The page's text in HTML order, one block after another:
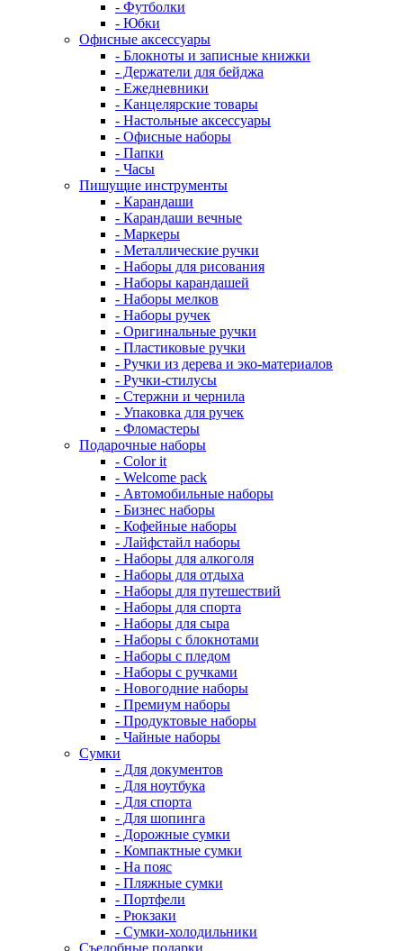
- Футболки
- Юбки
Офисные аксессуары
- Блокноты и записные книжки
- Держатели для бейджа
- Ежедневники
- Канцелярские товары
- Настольные аксессуары
- Офисные наборы
- Папки
- Часы
Пишущие инструменты
- Карандаши
- Карандаши вечные
- Маркеры
- Металлические ручки
- Наборы для рисования
- Наборы карандашей
- Наборы мелков
- Наборы ручек
- Оригинальные ручки
- Пластиковые ручки
- Ручки из дерева и эко-материалов
- Ручки-стилусы
- Стержни и чернила
- Упаковка для ручек
- Фломастеры
Подарочные наборы
- Color it
- Welcome pack
- Автомобильные наборы
- Бизнес наборы
- Кофейные наборы
- Лайфстайл наборы
- Наборы для алкоголя
- Наборы для отдыха
- Наборы для путешествий
- Наборы для спорта
- Наборы для сыра
- Наборы с блокнотами
- Наборы с пледом
- Наборы с ручками
- Новогодние наборы
- Премиум наборы
- Продуктовые наборы
- Чайные наборы
Сумки
- Для документов
- Для ноутбука
- Для спорта
- Для шопинга
- Дорожные сумки
- Компактные сумки
- На пояс
- Пляжные сумки
- Портфели
- Рюкзаки
- Сумки-холодильники
Съедобные подарки